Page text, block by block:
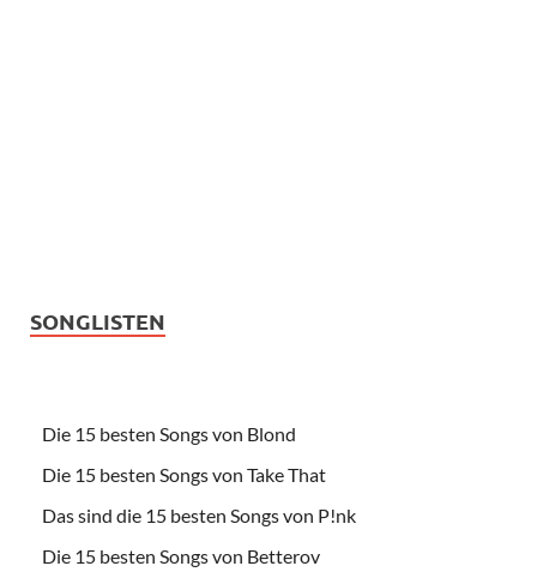
SONGLISTEN
Die 15 besten Songs von Blond
Die 15 besten Songs von Take That
Das sind die 15 besten Songs von P!nk
Die 15 besten Songs von Betterov